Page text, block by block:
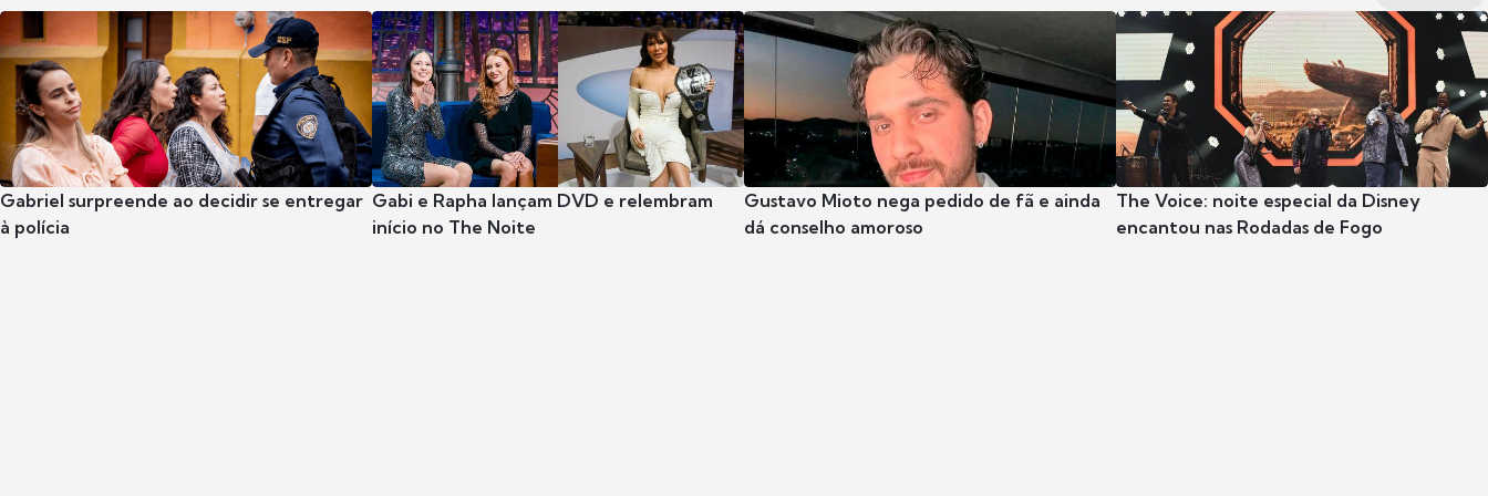
Gabriel surpreende ao decidir se entregar
à polícia
Gabi e Rapha lançam DVD e relembram
início no The Noite
Gustavo Mioto nega pedido de fã e ainda
dá conselho amoroso
The Voice: noite especial da Disney
encantou nas Rodadas de Fogo